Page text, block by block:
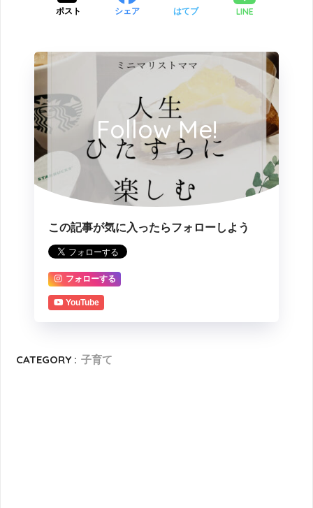
ポスト シェア はてブ LINE
Follow Me!
この記事が気に入ったらフォローしよう
フォローする
YouTube
CATEGORY : 子育て